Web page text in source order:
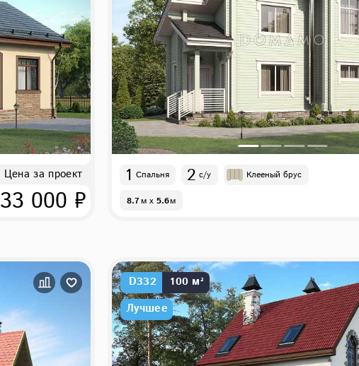
Цена за проект
33 000 ₽
1 Спальня 2 с/у Клееный брус
8.7м x 5.6м
D332
100 м²
Лучшее